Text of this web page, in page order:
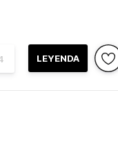
LEYENDA